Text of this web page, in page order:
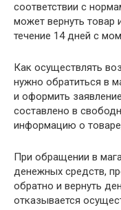
соответствии с
может вернуть товар
течение 14 дней с
Как осуществлять
нужно обратиться в
и оформить
составлено в
информацию о
При обращении в
денежных средств,
обратно и вернуть
отказывается